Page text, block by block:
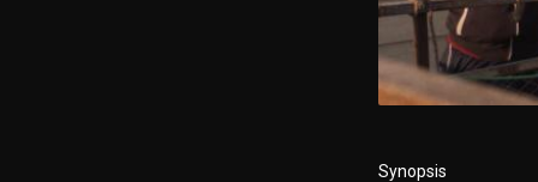
Synopsis